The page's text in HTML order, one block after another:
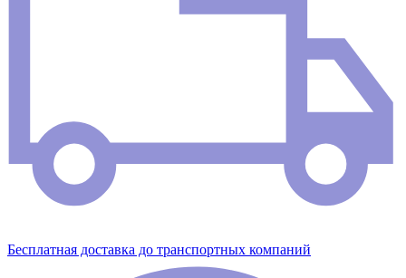
Бесплатная доставка до транспортных компаний